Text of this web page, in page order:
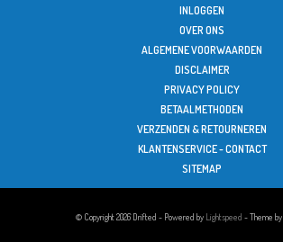
INLOGGEN
OVER ONS
ALGEMENE VOORWAARDEN
DISCLAIMER
PRIVACY POLICY
BETAALMETHODEN
VERZENDEN & RETOURNEREN
KLANTENSERVICE - CONTACT
SITEMAP
© Copyright 2026 Drifted - Powered by Lightspeed - Theme by